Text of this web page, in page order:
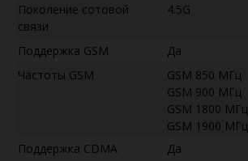
Поколение сотовой
связи
4.5G
Поддержка GSM Да
Частоты GSM
GSM 850 МГц
GSM 900 МГц
GSM 1800 МГц
GSM 1900 МГц
Поддержка CDMA
Да